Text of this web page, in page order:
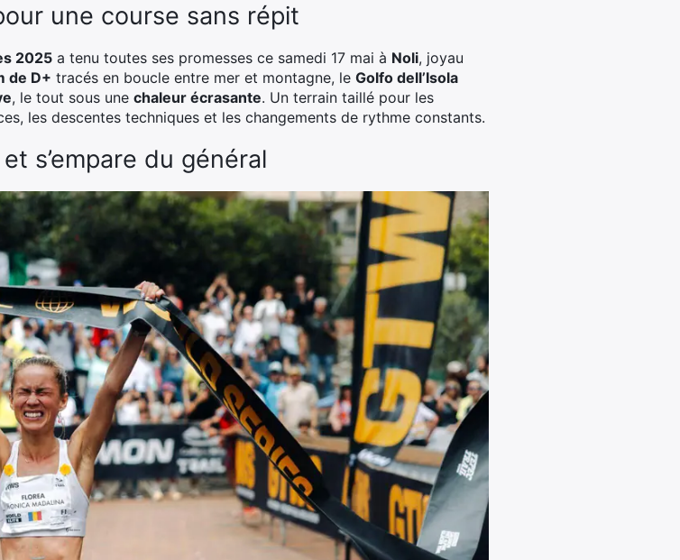
une course sans répit
2025 a tenu toutes ses promesses ce samedi 17 mai à Noli, joyau
de D+ tracés en boucle entre mer et montagne, le Golfo dell’Isola
, le tout sous une chaleur écrasante. Un terrain taillé pour les
les descentes techniques et les changements de rythme constants.
s’empare du général